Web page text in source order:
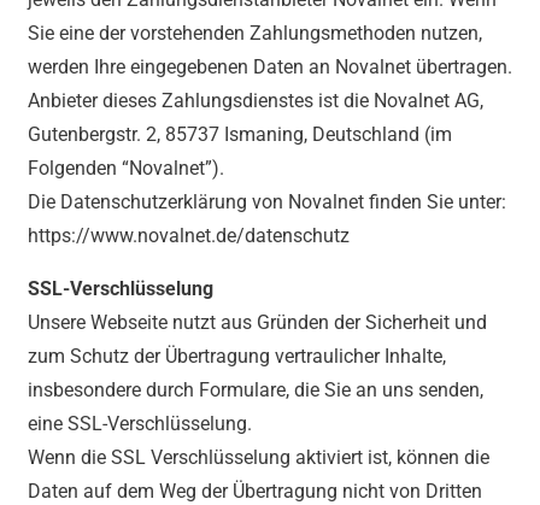
Sie eine der vorstehenden Zahlungsmethoden nutzen,
werden Ihre eingegebenen Daten an Novalnet übertragen.
Anbieter dieses Zahlungsdienstes ist die Novalnet AG,
Gutenbergstr. 2, 85737 Ismaning, Deutschland (im
Folgenden “Novalnet”).
Die Datenschutzerklärung von Novalnet finden Sie unter:
https://www.novalnet.de/datenschutz
SSL-Verschlüsselung
Unsere Webseite nutzt aus Gründen der Sicherheit und
zum Schutz der Übertragung vertraulicher Inhalte,
insbesondere durch Formulare, die Sie an uns senden,
eine SSL-Verschlüsselung.
Wenn die SSL Verschlüsselung aktiviert ist, können die
Daten auf dem Weg der Übertragung nicht von Dritten